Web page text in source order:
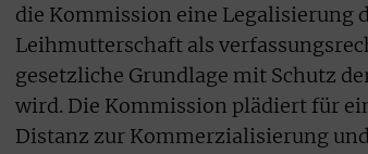
die Kommission eine Legalisierung
Leihmutterschaft als
gesetzliche Grundlage mit Schutz
wird. Die Kommission plädiert für
Distanz zur Kommerzialisierung